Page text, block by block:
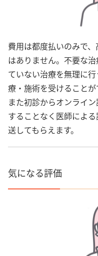
費用は都度払いのみで
はありません。不要な
ていない治療を無理に
療・施術を受けることが
また初診からオンライ
することなく医師によ
送してもらえます。
気になる評価